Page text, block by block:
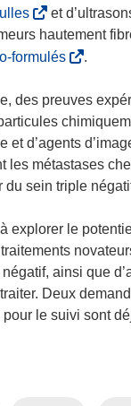
d
a
n
u
n
e
n
o
v
e
l
l
e
e
d
a
s
u
n
e
n
u
v
e
l
l
(
s
’
u
v
r
e
d
n
s
u
n
e
et
hautement
formulés(
’
o
u
v
r
d
a
n
s
u
.
des preuves
et d’agents
les métastases
du sein triple
explorer le
ainsi que
Deux
le suivi sont